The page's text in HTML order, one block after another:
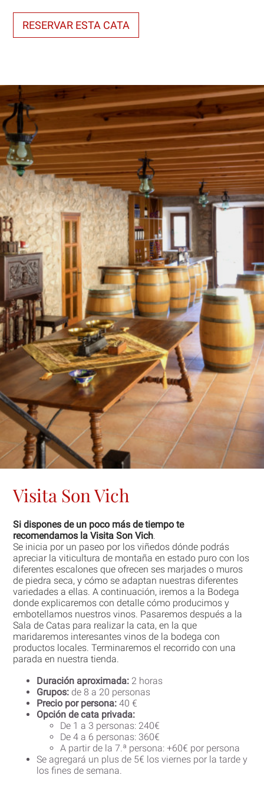
Asistentes* Fecha solicitada
Asistentes* Fecha solicitada
Asistentes* Fecha solicitada
RESERVAR ESTA CATA
Visita Son Vich
Si dispones de un poco más de tiempo te
recomendamos la Visita Son Vich.
Se inicia por un paseo por los viñedos dónde podrás
apreciar la viticultura de montaña en estado puro con los
diferentes escalones que ofrecen ses marjades o muros
de piedra seca, y cómo se adaptan nuestras diferentes
variedades a ellas. A continuación, iremos a la Bodega
donde explicaremos con detalle cómo producimos y
embotellamos nuestros vinos. Pasaremos después a la
Sala de Catas para realizar la cata, en la que
maridaremos interesantes vinos de la bodega con
productos locales. Terminaremos el recorrido con una
parada en nuestra tienda.
Duración aproximada: 2 horas
Grupos: de 8 a 20 personas
Precio por persona: 40 €
Opción de cata privada:
De 1 a 3 personas: 240€
De 4 a 6 personas: 360€
A partir de la 7.ª persona: +60€ por persona
Se agregará un plus de 5€ los viernes por la tarde y
los fines de semana.
data-image="https://www.sonvichdesuperna.es/wp-
content/themes/c3po-theme-
child/assets/images/tasting/catas_sala_full.jpg">